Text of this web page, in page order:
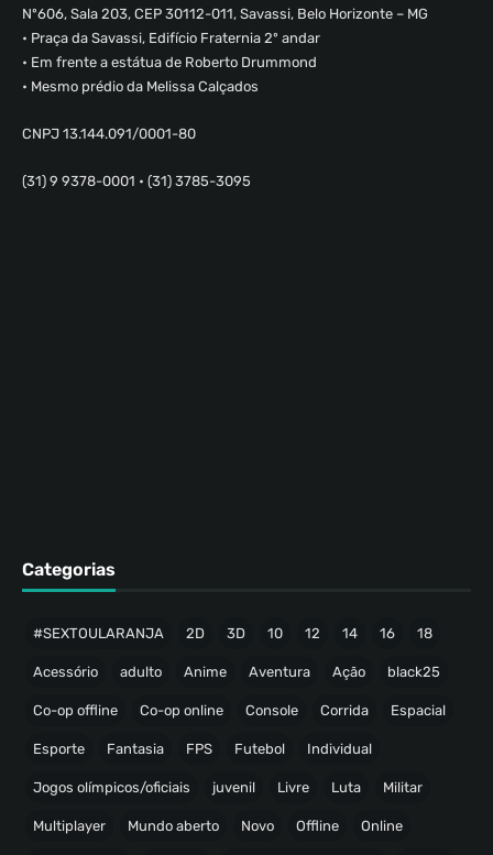
Nº606, Sala 203, CEP 30112-011, Savassi, Belo Horizonte – MG
• Praça da Savassi, Edifício Fraternia 2º andar
• Em frente a estátua de Roberto Drummond
• Mesmo prédio da Melissa Calçados
CNPJ 13.144.091/0001-80
(31) 9 9378-0001 • (31) 3785-3095
Categorias
#SEXTOULARANJA 2D 3D 10 12 14 16 18
Acessório adulto Anime Aventura Ação black25
Co-op offline Co-op online Console Corrida Espacial
Esporte Fantasia FPS Futebol Individual
Jogos olímpicos/oficiais juvenil Livre Luta Militar
Multiplayer Mundo aberto Novo Offline Online